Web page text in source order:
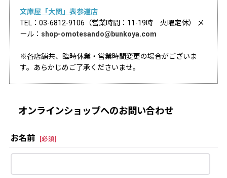
文庫屋「大関」表参道店
TEL：03-6812-9106（営業時間：11-19時 火曜定休） メ
ール： shop-omotesando@bunkoya.com
※各店舗共、臨時休業・営業時間変更の場合がございま
す。あらかじめご了承くださいませ。
オンラインショップへのお問い合わせ
お名前 [必須]